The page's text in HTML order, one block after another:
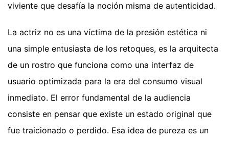
viviente que desafía la noción misma de autenticidad.
La actriz no es una víctima de la presión estética ni
una simple entusiasta de los retoques, es la arquitecta
de un rostro que funciona como una interfaz de
usuario optimizada para la era del consumo visual
inmediato. El error fundamental de la audiencia
consiste en pensar que existe un estado original que
fue traicionado o perdido. Esa idea de pureza es un